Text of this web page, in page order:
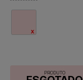
PRODUTO